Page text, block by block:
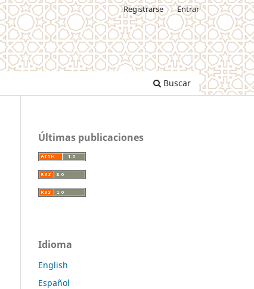
Buscar
Registrarse Entrar
Últimas publicaciones
Idioma
English
Español